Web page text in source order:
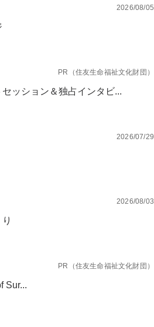
2026/08/05
PR（住友生命福祉文化財団）
ッション＆独占インタビ...
2026/07/29
2026/08/03
PR（住友生命福祉文化財団）
Sur...